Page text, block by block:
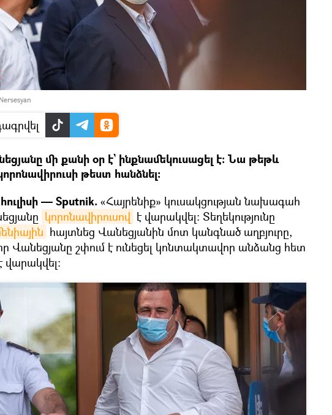
մի քանի օր է` ինքնամեկուսացել է։ Նա թեթև
թեստ հանձնել։
— Sputnik. «Հայրենիք» կուսակցության նախագահ
կորոնավիրուսով է վարակվել։ Տեղեկությունը
հայտնեց Վանեցյանին մոտ կանգնած աղբյուրը,
Վանեցյանը շփում է ունեցել կոնտակտավոր անձանց հետ
վարակվել։